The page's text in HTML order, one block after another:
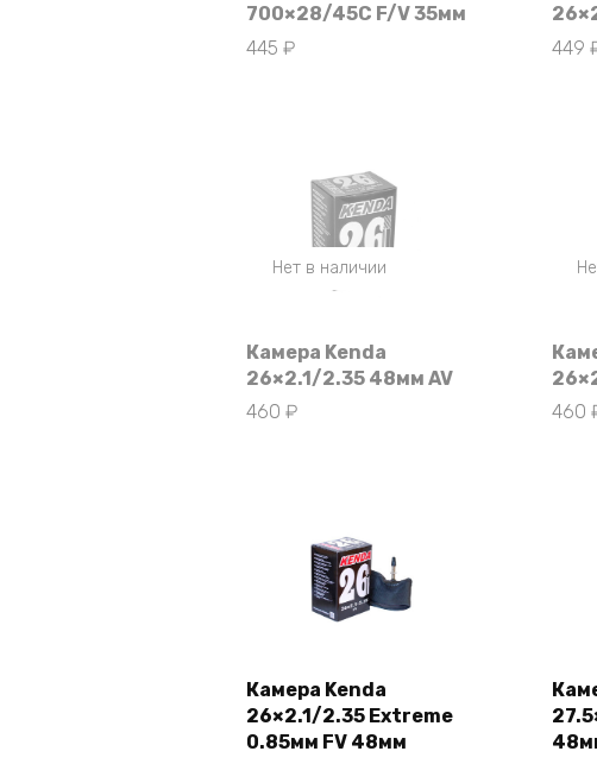
700×28/45C F/V 35мм
445₽
449
Нет в наличии
Камера Kenda
26×2.1/2.35 48мм AV
460₽
460
В корзину
Камера Kenda
26×2.1/2.35 Extreme
0.85мм FV 48мм